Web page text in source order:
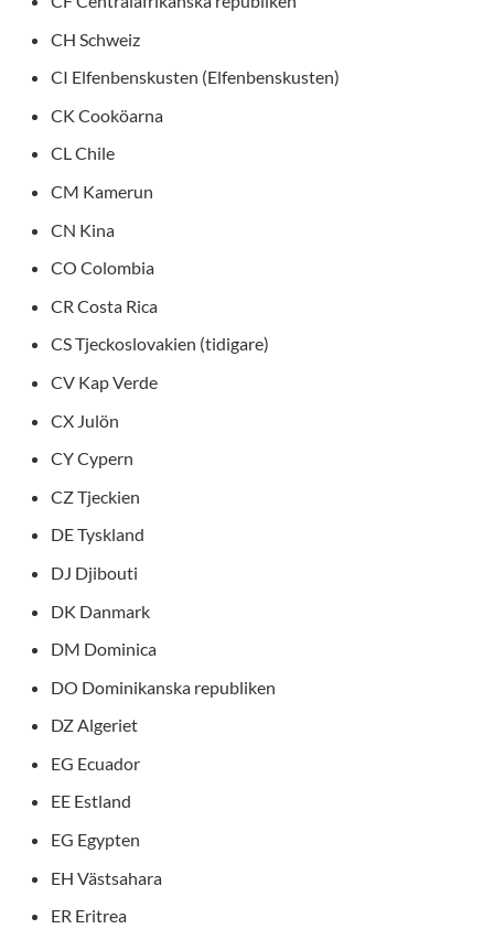
CH Schweiz
CI Elfenbenskusten (Elfenbenskusten)
CK Cooköarna
CL Chile
CM Kamerun
CN Kina
CO Colombia
CR Costa Rica
CS Tjeckoslovakien (tidigare)
CV Kap Verde
CX Julön
CY Cypern
CZ Tjeckien
DE Tyskland
DJ Djibouti
DK Danmark
DM Dominica
DO Dominikanska republiken
DZ Algeriet
EG Ecuador
EE Estland
EG Egypten
EH Västsahara
ER Eritrea